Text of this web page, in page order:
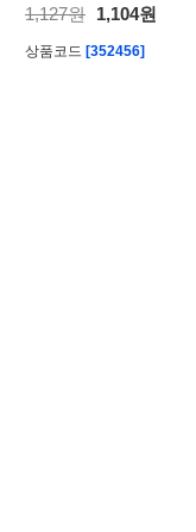
1,127원 1,104원
상품코드 [352456]